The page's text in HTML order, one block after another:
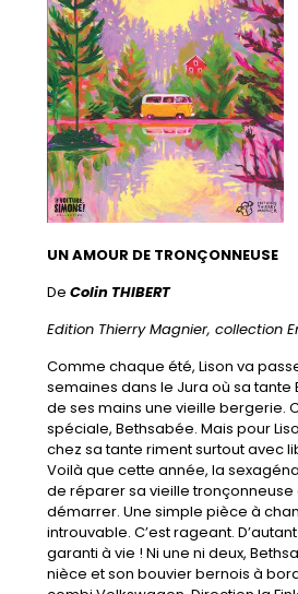
UN AMOUR DE TRONÇONNEUSE
De Colin THIBERT
Edition Thierry Magnier, collection
Comme chaque été, Lison va
semaines dans le Jura où sa
de ses mains une vieille bergerie.
spéciale, Bethsabée. Mais pour
chez sa tante riment surtout avec
Voilà que cette année, la
de réparer sa vieille tronçonneuse
démarrer. Une simple pièce à
introuvable. C’est rageant.
garanti à vie ! Ni une ni deux,
nièce et son bouvier bernois à